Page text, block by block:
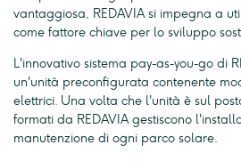
vantaggiosa, REDAVIA si impegna a
come fattore chiave per lo sviluppo
L'innovativo sistema pay-as-you-go di
un'unità preconfigurata contenente
elettrici. Una volta che l'unità è sul
formati da REDAVIA gestiscono
manutenzione di ogni parco solare.